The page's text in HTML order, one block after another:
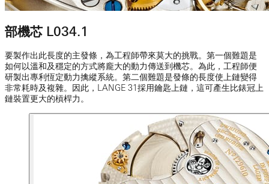
部機芯 L034.1
要製作出此長度的主發條，為工程師帶來莫大的挑戰。第一個難題是
如何以溫和及穩定的方式將龐大的動力傳送到機芯。為此，工程師便
研製出專利恆定動力擒縱系統。第二個難題是發條的長度使上鏈變得
非常耗時及複雜。因此，LANGE 31採用鑰匙上鏈，這可產生比錶冠上
鏈裝置更大的槓桿力。